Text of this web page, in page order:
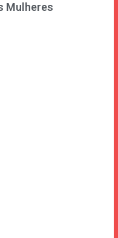
Mulheres